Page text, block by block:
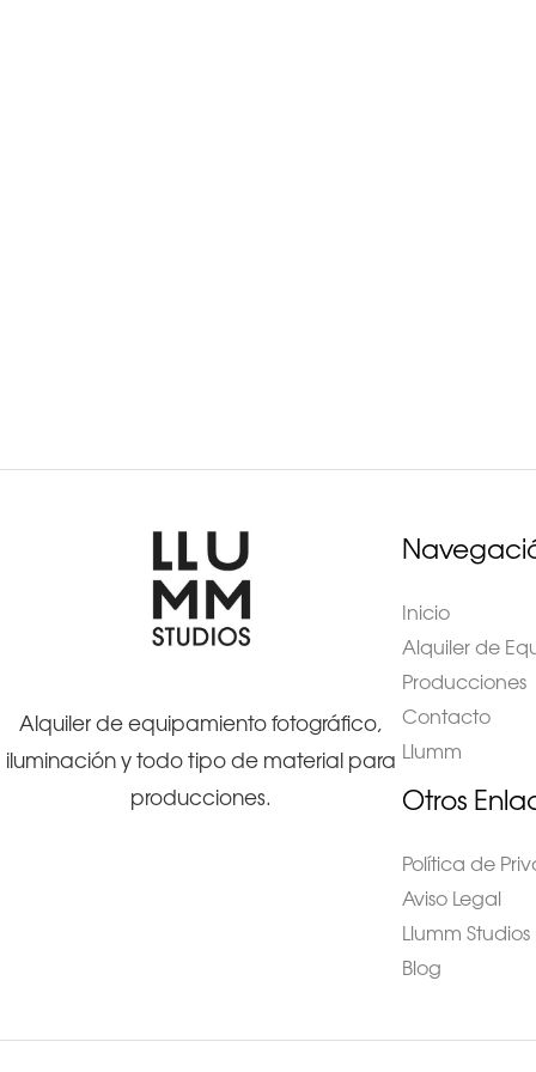
Alquiler de equipamiento fotográfico,
iluminación y todo tipo de material para
producciones.
Inicio
Alquiler de
Producciones
Contacto
Llumm
Otros
Política de
Aviso Legal
Llumm Studios
Blog